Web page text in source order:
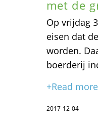
met de
Op vrijdag
eisen dat
worden.
boerderij
+Read
2017-12-04